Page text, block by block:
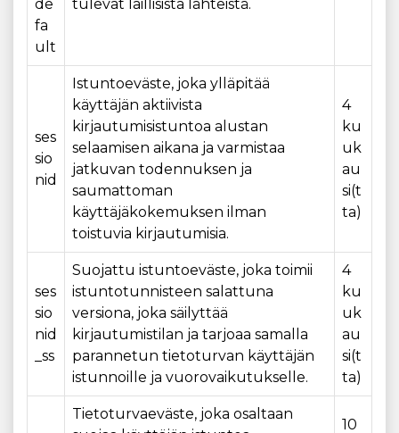
de
fa
ult
tulevat laillisista lähteistä.
ses
sio
nid
Istuntoeväste, joka ylläpitää
käyttäjän aktiivista
kirjautumisistuntoa alustan
selaamisen aikana ja varmistaa
jatkuvan todennuksen ja
saumattoman
käyttäjäkokemuksen ilman
toistuvia kirjautumisia.
4
ku
uk
au
si(t
ta)
ses
sio
nid
_ss
Suojattu istuntoeväste, joka toimii
istuntotunnisteen salattuna
versiona, joka säilyttää
kirjautumistilan ja tarjoaa samalla
parannetun tietoturvan käyttäjän
istunnoille ja vuorovaikutukselle.
4
ku
uk
au
si(t
ta)
Tietoturvaeväste, joka osaltaan
10